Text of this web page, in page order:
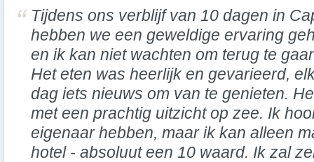
Tijdens ons verblijf van 10 dagen in
hebben we een geweldige ervaring
en ik kan niet wachten om terug te
Het eten was heerlijk en gevarieerd,
dag iets nieuws om van te genieten.
met een prachtig uitzicht op zee. Ik
eigenaar hebben, maar ik kan alleen
hotel - absoluut een 10 waard. Ik zal